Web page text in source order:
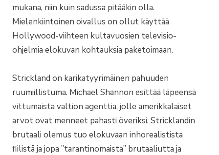
mukana, niin kuin sadussa pitääkin olla.
Mielenkiintoinen oivallus on ollut käyttää
Hollywood-viihteen kultavuosien televisio-
ohjelmia elokuvan kohtauksia paketoimaan.
Strickland on karikatyyrimäinen pahuuden
ruumiillistuma. Michael Shannon esittää läpeensä
vittumaista valtion agenttia, jolle amerikkalaiset
arvot ovat menneet pahasti överiksi. Stricklandin
brutaali olemus tuo elokuvaan inhorealistista
fiilistä ja jopa ”tarantinomaista” brutaaliutta ja